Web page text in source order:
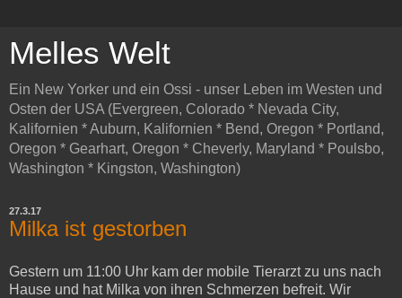
Melles Welt
Ein New Yorker und ein Ossi - unser Leben im Westen und
Osten der USA (Evergreen, Colorado * Nevada City,
Kalifornien * Auburn, Kalifornien * Bend, Oregon * Portland,
Oregon * Gearhart, Oregon * Cheverly, Maryland * Poulsbo,
Washington * Kingston, Washington)
27.3.17
Milka ist gestorben
Gestern um 11:00 Uhr kam der mobile Tierarzt zu uns nach
Hause und hat Milka von ihren Schmerzen befreit. Wir